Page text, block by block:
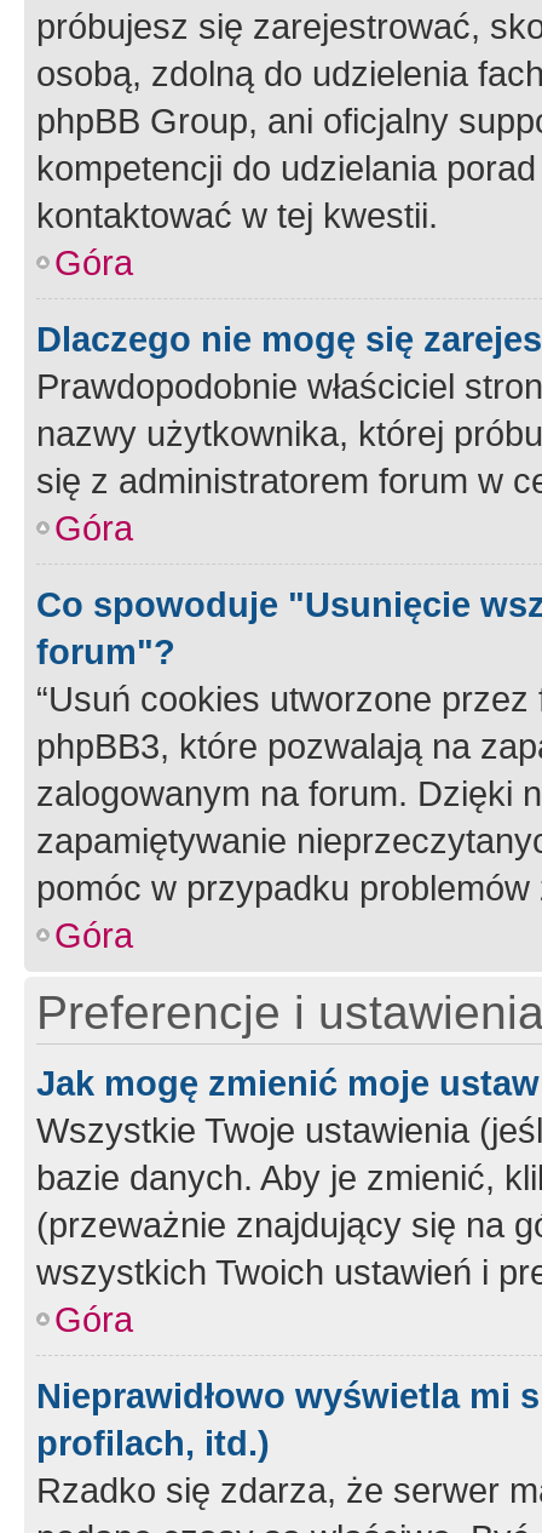
próbujesz się zarejestrować,
osobą, zdolną do udzielenia
phpBB Group, ani oficjalny
kompetencji do udzielania
kontaktować w tej kwestii.
Góra
Dlaczego nie mogę się
Prawdopodobnie właściciel
nazwy użytkownika, której
się z administratorem forum w
Góra
Co spowoduje "Usunięcie
forum"?
“Usuń cookies utworzone
phpBB3, które pozwalają na
zalogowanym na forum. Dzięki
zapamiętywanie
pomóc w przypadku
Góra
Preferencje i
Jak mogę zmienić moje
Wszystkie Twoje ustawienia
bazie danych. Aby je zmienić,
(przeważnie znajdujący się na
wszystkich Twoich ustawień i
Góra
Nieprawidłowo wyświetla mi
profilach, itd.)
Rzadko się zdarza, że serwer